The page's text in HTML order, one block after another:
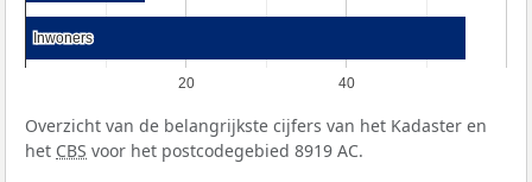
20 40
Inwoners
Inwoners
Overzicht van de belangrijkste cijfers van het Kadaster en
het CBS voor het postcodegebied 8919 AC.